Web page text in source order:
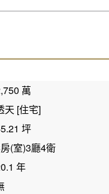
萬
天 [住宅]
坪
(室)3廳4衛
年